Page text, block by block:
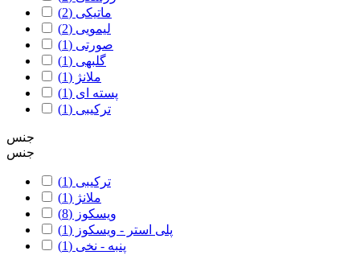
ماتیکی (2)
لیمویی (2)
صورتی (1)
گلبهی (1)
ملانژ (1)
پسته ای (1)
ترکیبی (1)
جنس
جنس
ترکیبی (1)
ملانژ (1)
ویسکوز (8)
پلی استر - ویسکوز (1)
پنبه - نخی (1)